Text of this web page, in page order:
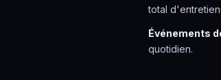
total
Événements
quotidien.